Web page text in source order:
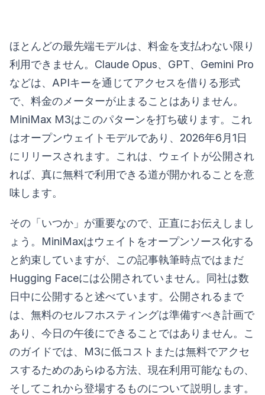
ほとんどの最先端モデルは、料金を支払わない限り
利用できません。Claude Opus、GPT、Gemini Pro
などは、APIキーを通じてアクセスを借りる形式
で、料金のメーターが止まることはありません。
MiniMax M3はこのパターンを打ち破ります。これ
はオープンウェイトモデルであり、2026年6月1日
にリリースされます。これは、ウェイトが公開され
れば、真に無料で利用できる道が開かれることを意
味します。
その「いつか」が重要なので、正直にお伝えしまし
ょう。MiniMaxはウェイトをオープンソース化する
と約束していますが、この記事執筆時点ではまだ
Hugging Faceには公開されていません。同社は数
日中に公開すると述べています。公開されるまで
は、無料のセルフホスティングは準備すべき計画で
あり、今日の午後にできることではありません。こ
のガイドでは、M3に低コストまたは無料でアクセ
スするためのあらゆる方法、現在利用可能なもの、
そしてこれから登場するものについて説明します。